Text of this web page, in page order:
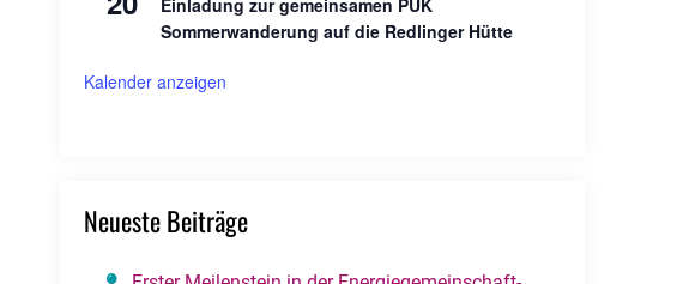
Sommerwanderung auf die Redlinger Hütte
Kalender anzeigen
Neueste Beiträge